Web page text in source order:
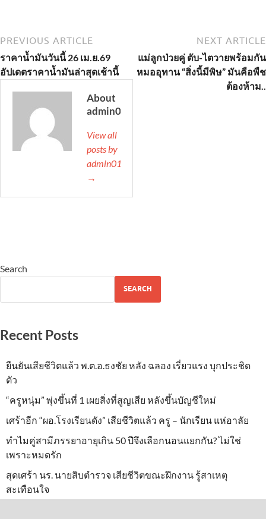
PREVIOUS ARTICLE
ราคาน้ำมันวันนี้ 26 เม.ย.69
อัปเดตราคาน้ำมันล่าสุดเช้านี้
NEXT ARTICLE
แม่ลูกป่วยคู่ ตับ-ไตวายพร้อมกัน
หมออุทาน “สิ่งนี้มีพิษ” มันคือพืช
ต้องห้าม..
About
admin01
View all
posts by
admin01
→
Search
SEARCH
Recent Posts
ยืนยันเสียชีวิตแล้ว พ.ต.อ.ธงชัย หลัง ฉลอง เรี่ยวแรง บุกประชิด
ตัว
“ครูหนุ่ม” พุ่งขึ้นที่ 1 เผยสิ่งที่สูญเสีย หลังขึ้นบัญชีใหม่
เศร้าอีก “ผอ.โรงเรียนดัง” เสียชีวิตแล้ว ครู – นักเรียน แห่อาลัย
ทำไมคู่สามีภรรยาอายุเกิน 50 ปีจึงเลือกนอนแยกกัน? ไม่ใช่
เพราะหมดรัก
สุดเศร้า นร. นายสิบตำรวจ เสียชีวิตขณะฝึกงาน รู้สาเหตุ
สะเทือนใจ